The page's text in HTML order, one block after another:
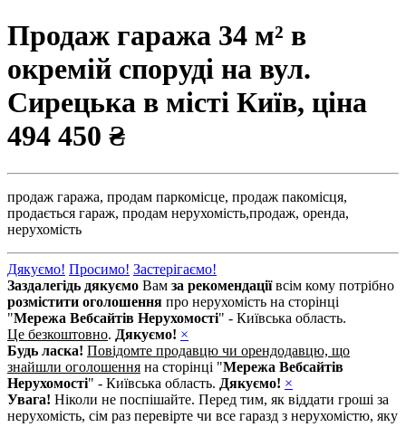
Продаж гаража 34 м² в
окремій споруді на вул.
Сирецька в місті Київ, ціна
494 450 ₴
продаж гаража, продам паркомісце, продаж пакомісця,
продається гараж, продам нерухомість,продаж, оренда,
нерухомість
Дякуємо! Просимо! Застерігаємо!
Заздалегідь дякуємо Вам за рекомендаціївсім кому потрібно
розмістити оголошення про нерухомість на сторінці
"Мережа Вебсайтів Нерухомості" - Київська область.
Це безкоштовно. Дякуємо! ×
Будь ласка! Повідомте продавцю чи орендодавцю, що
знайшли оголошення на сторінці "Мережа Вебсайтів
Нерухомості" - Київська область. Дякуємо! ×
Увага! Ніколи не поспішайте. Перед тим, як віддати гроші за
нерухомість, сім раз перевірте чи все гаразд з нерухомістю, яку